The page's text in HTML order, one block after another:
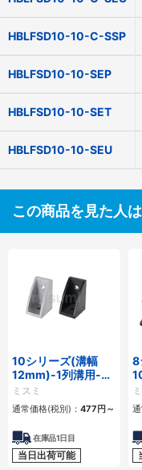
HBLFSD10-10-C-SSP
HBLFSD10-10-SEP
HBLFSD10-10-SET
HBLFSD10-10-SEU
この商品を見た人
10シリーズ(溝幅
12mm)-1列溝用-突
起付反転ブラケット
ミスミ
通常価格(税別)： 477円～
在庫品1日目
当日出荷可能
8